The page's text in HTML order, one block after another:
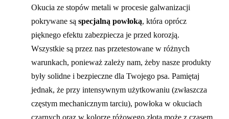
Okucia ze stopów metali w procesie galwanizacji
pokrywane są specjalną powłoką, która oprócz
pięknego efektu zabezpiecza je przed korozją.
Wszystkie są przez nas przetestowane w różnych
warunkach, ponieważ zależy nam, żeby nasze produkty
były solidne i bezpieczne dla Twojego psa. Pamiętaj
jednak, że przy intensywnym użytkowaniu (zwłaszcza
częstym mechanicznym tarciu), powłoka w okuciach